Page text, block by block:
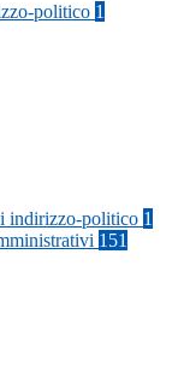
politico 1
indirizzo-politico 1
151